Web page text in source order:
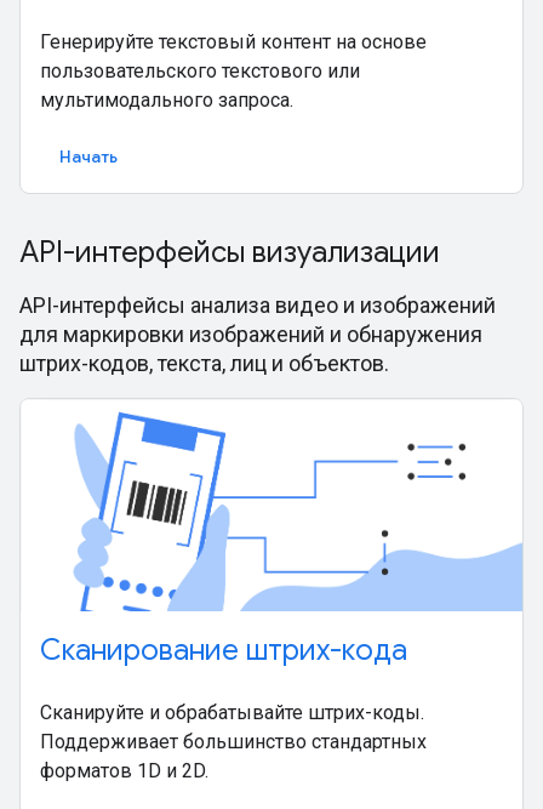
Генерируйте текстовый контент на основе
пользовательского текстового или
мультимодального запроса.
Начать
API-интерфейсы визуализации
API-интерфейсы анализа видео и изображений
для маркировки изображений и обнаружения
штрих-кодов, текста, лиц и объектов.
Сканирование штрих-кода
Сканируйте и обрабатывайте штрих-коды.
Поддерживает большинство стандартных
форматов 1D и 2D.